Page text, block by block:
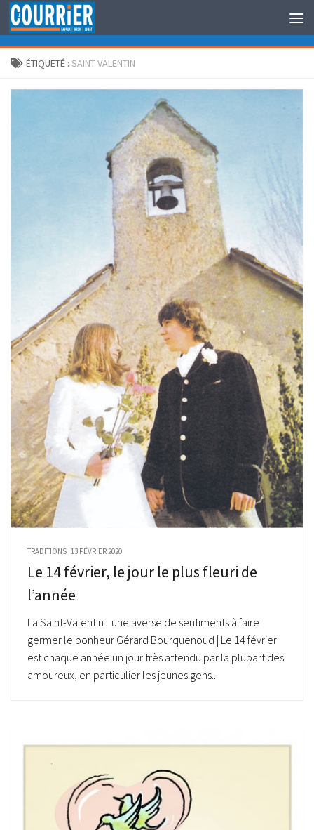
Au dessous du contenu
ÉTIQUETÉ : SAINT VALENTIN
TRADITIONS 13 FÉVRIER 2020
Le 14 février, le jour le plus fleuri de
l’année
La Saint-Valentin : une averse de sentiments à faire
germer le bonheur Gérard Bourquenoud | Le 14 février
est chaque année un jour très attendu par la plupart des
amoureux, en particulier les jeunes gens...